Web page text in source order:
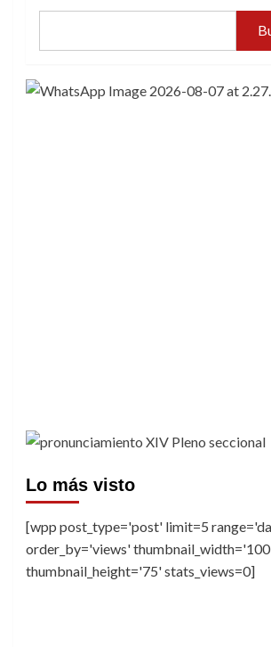
Lo más visto
[wpp post_type='post' limit=5
order_by='views'
thumbnail_height='75' stats_views=0]